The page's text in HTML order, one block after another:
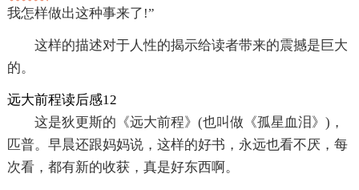
我怎样做出这种事来了!”
这样的描述对于人性的揭示给读者带来的震撼是巨大
的。
远大前程读后感12
这是狄更斯的《远大前程》(也叫做《孤星血泪》)，
匹普。早晨还跟妈妈说，这样的好书，永远也看不厌，每
次看，都有新的收获，真是好东西啊。